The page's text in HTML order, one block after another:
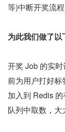
等)中断开奖流
为此我们做了以
开奖 Job 的实
前为用户打好
加入到 Redis
队列中取数，大